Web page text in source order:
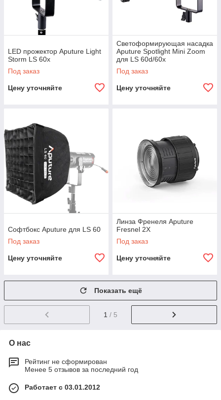
LED прожектор Aputure Light
Storm LS 60x
Под заказ
Цену уточняйте
Светоформирующая насадка
Aputure Spotlight Mini Zoom
для LS 60d/60x
Под заказ
Цену уточняйте
Софтбокс Aputure для LS 60
Под заказ
Цену уточняйте
Линза Френеля Aputure
Fresnel 2X
Под заказ
Цену уточняйте
Показать ещё
1 / 5
О нас
Рейтинг не сформирован
Менее 5 отзывов за последний год
Работает с 03.01.2012